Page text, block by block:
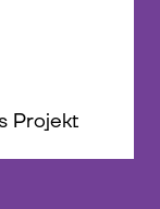
Projekt